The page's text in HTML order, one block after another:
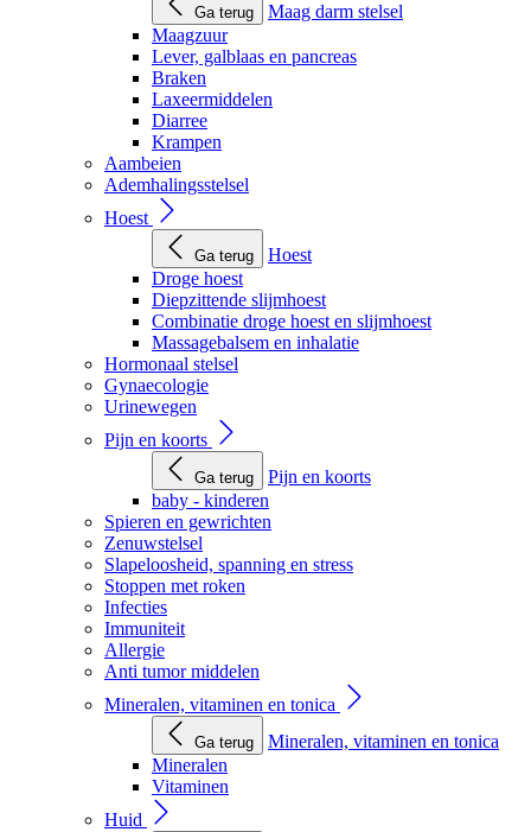
Ga terug
Maag darm stelsel
Maagzuur
Lever, galblaas en pancreas
Braken
Laxeermiddelen
Diarree
Krampen
Aambeien
Ademhalingsstelsel
Hoest
Ga terug
Hoest
Droge hoest
Diepzittende slijmhoest
Combinatie droge hoest en slijmhoest
Massagebalsem en inhalatie
Hormonaal stelsel
Gynaecologie
Urinewegen
Pijn en koorts
Ga terug
Pijn en koorts
baby - kinderen
Spieren en gewrichten
Zenuwstelsel
Slapeloosheid, spanning en stress
Stoppen met roken
Infecties
Immuniteit
Allergie
Anti tumor middelen
Mineralen, vitaminen en tonica
Ga terug
Mineralen, vitaminen en tonica
Mineralen
Vitaminen
Huid